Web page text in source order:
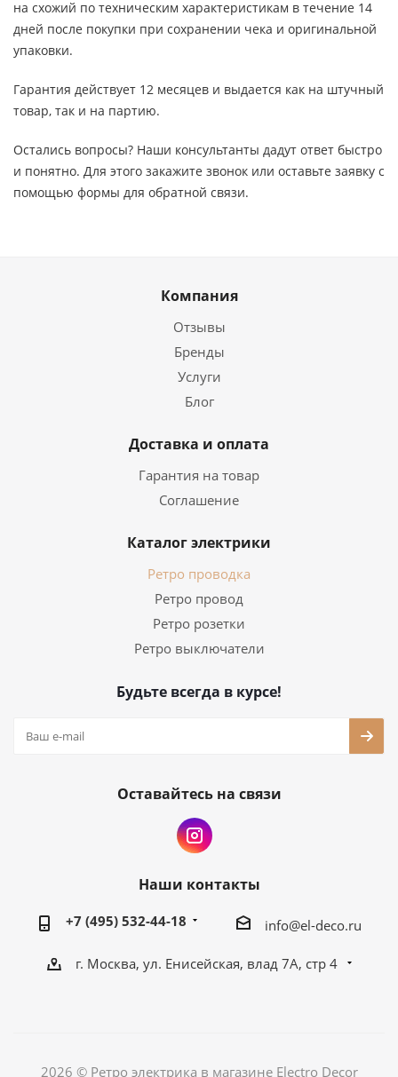
на схожий по техническим характеристикам в течение 14
дней после покупки при сохранении чека и оригинальной
упаковки.
Гарантия действует 12 месяцев и выдается как на штучный
товар, так и на партию.
Остались вопросы? Наши консультанты дадут ответ быстро
и понятно. Для этого закажите звонок или оставьте заявку с
помощью формы для обратной связи.
Компания
Отзывы
Бренды
Услуги
Блог
Доставка и оплата
Гарантия на товар
Соглашение
Каталог электрики
Ретро проводка
Ретро провод
Ретро розетки
Ретро выключатели
Будьте всегда в курсе!
Оставайтесь на связи
Наши контакты
+7 (495) 532-44-18 info@el-deco.ru
г. Москва, ул. Енисейская, влад 7А, стр 4
2026 © Ретро электрика в магазине Electro Decor